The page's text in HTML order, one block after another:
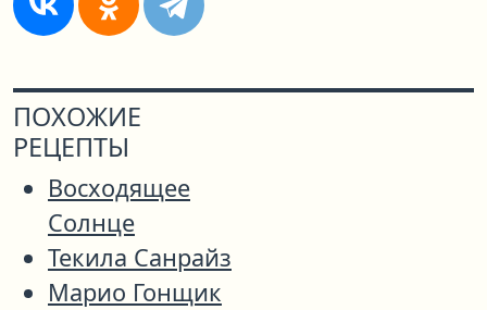
ПОХОЖИЕ
РЕЦЕПТЫ
Восходящее
Солнце
Текила Санрайз
Марио Гонщик